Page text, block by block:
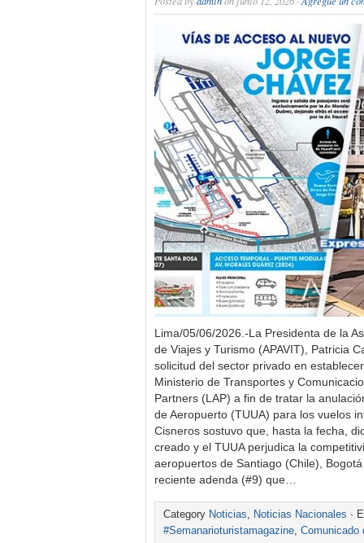
Lima/05/06/2026.-La Presidenta de la
de Viajes y Turismo (APAVIT), Patricia
solicitud del sector privado en
Ministerio de Transportes y
Partners (LAP) a fin de tratar la
de Aeropuerto (TUUA) para los vuelos
Cisneros sostuvo que, hasta la fecha,
creado y el TUUA perjudica la
aeropuertos de Santiago (Chile),
reciente adenda (#9) que…
Category Noticias, Noticias Nacionales ·
#Semanarioturistamagazine, Comunicado